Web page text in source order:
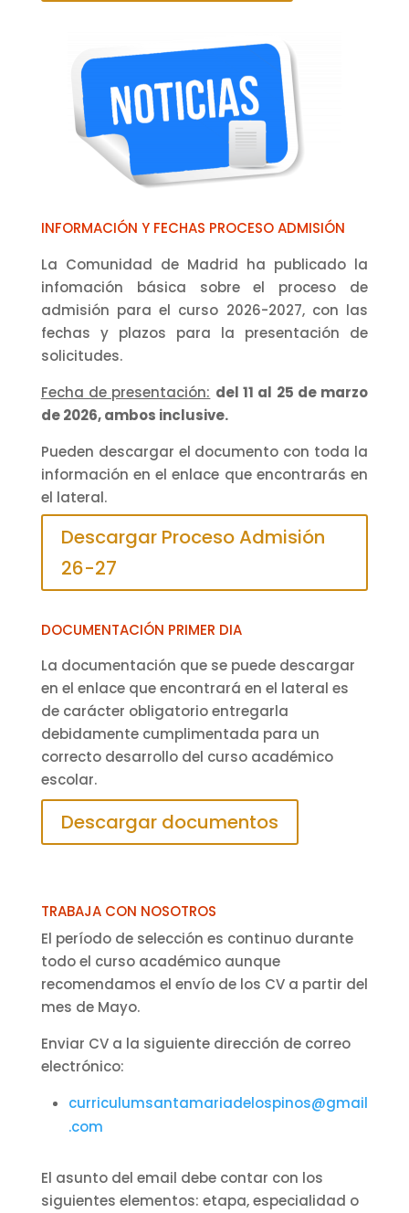
INFORMACIÓN Y FECHAS PROCESO ADMISIÓN
La Comunidad de Madrid ha publicado la
infomación básica sobre el proceso de
admisión para el curso 2026-2027, con las
fechas y plazos para la presentación de
solicitudes.
Fecha de presentación: del 11 al 25 de marzo
de 2026, ambos inclusive.
Pueden descargar el documento con toda la
información en el enlace que encontrarás en
el lateral.
Descargar Proceso Admisión
26-27
DOCUMENTACIÓN PRIMER DIA
La documentación que se puede descargar
en el enlace que encontrará en el lateral es
de carácter obligatorio entregarla
debidamente cumplimentada para un
correcto desarrollo del curso académico
escolar.
Descargar documentos
TRABAJA CON NOSOTROS
El período de selección es continuo durante
todo el curso académico aunque
recomendamos el envío de los CV a partir del
mes de Mayo.
Enviar CV a la siguiente dirección de correo
electrónico:
curriculumsantamariadelospinos@gmail
.com
El asunto del email debe contar con los
siguientes elementos: etapa, especialidad o